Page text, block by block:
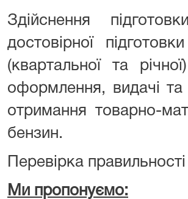
Здійснення
достовірної
(квартальної та
оформлення, видачі та
отримання товарно-
бензин.
Перевірка
Ми пропонуємо: